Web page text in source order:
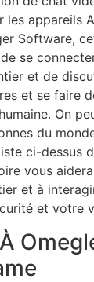
appareils
Software,
se
et de
et se faire
On
du
ci-dessus
vous
et à
et votre